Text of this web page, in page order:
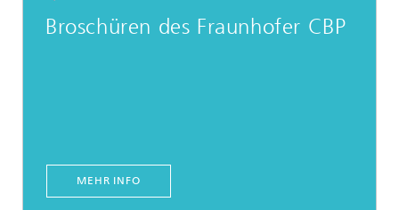
Broschüren des Fraunhofer CBP
MEHR INFO